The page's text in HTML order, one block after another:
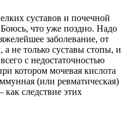
суставов и почечной
что уже поздно. Надо
заболевание, от
а не только суставы стопы, и
с недостаточностью
котором мочевая кислота
(или ревматическая)
следствие этих